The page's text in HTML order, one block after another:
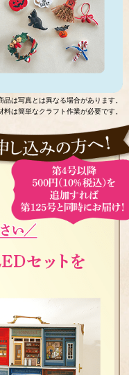
は写真とは異なる場合があります。
は簡単なクラフト作業が必要です。